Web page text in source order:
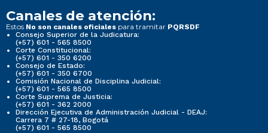
Canales de atención:
Estos No son canales oficiales para tramitar PQRSDF
Consejo Superior de la Judicatura:
(+57) 601 - 565 8500
Corte Constitucional:
(+57) 601 - 350 6200
Consejo de Estado:
(+57) 601 - 350 6700
Comisión Nacional de Disciplina Judicial:
(+57) 601 - 565 8500
Corte Suprema de Justicia:
(+57) 601 - 362 2000
Dirección Ejecutiva de Administración Judicial - DEAJ:
Carrera 7 # 27-18, Bogotá
(+57) 601 - 565 8500